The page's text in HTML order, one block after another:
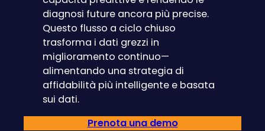
diagnosi future ancora più precise.
Questo flusso a ciclo chiuso
trasforma i dati grezzi in
miglioramento continuo—
alimentando una strategia di
affidabilità più intelligente e basata
sui dati.
Prenota una demo